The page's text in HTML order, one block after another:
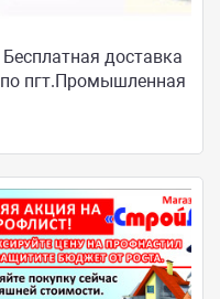
Бесплатная доставка
по пгт.Промышленная